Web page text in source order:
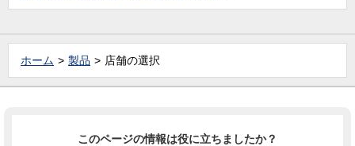
ホーム 製品 店舗の選択
このページの情報は役に立ちましたか？